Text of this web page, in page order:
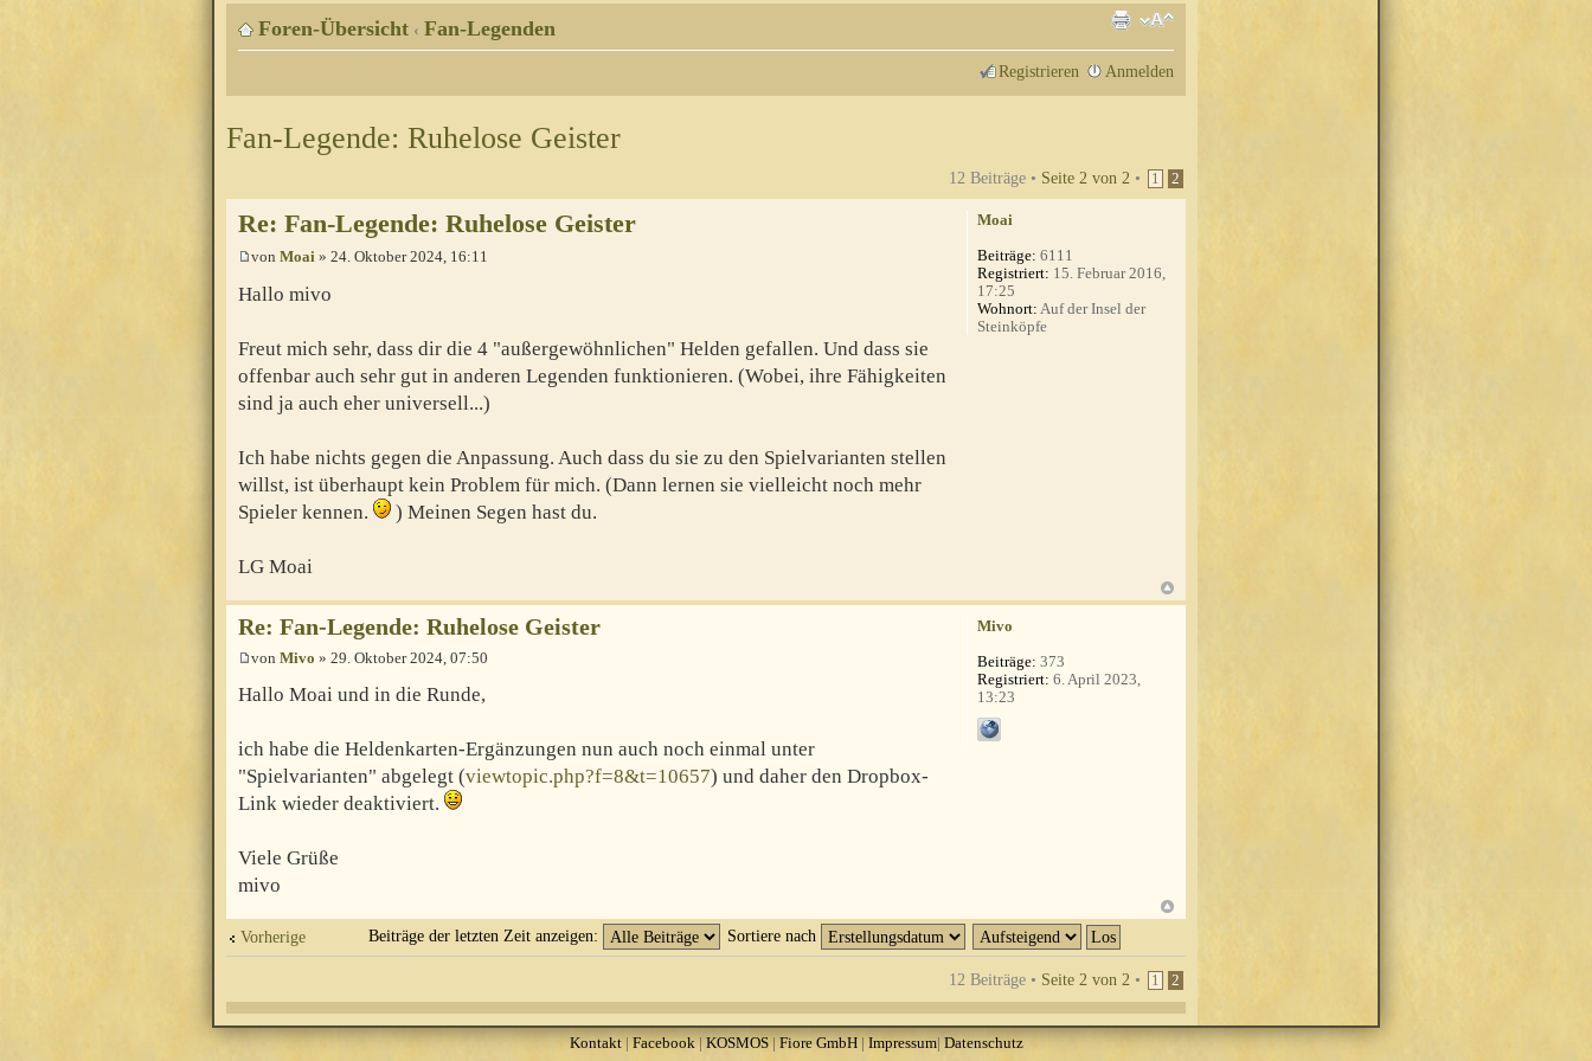
Foren-Übersicht ‹ Fan-Legenden
Registrieren Anmelden
Fan-Legende: Ruhelose Geister
12 Beiträge • Seite 2 von 2 • 1 2
Re: Fan-Legende: Ruhelose Geister
von Moai » 24. Oktober 2024, 16:11
Hallo mivo
Freut mich sehr, dass dir die 4 "außergewöhnlichen" Helden gefallen. Und dass sie
offenbar auch sehr gut in anderen Legenden funktionieren. (Wobei, ihre Fähigkeiten
sind ja auch eher universell...)
Ich habe nichts gegen die Anpassung. Auch dass du sie zu den Spielvarianten stellen
willst, ist überhaupt kein Problem für mich. (Dann lernen sie vielleicht noch mehr
Spieler kennen.
) Meinen Segen hast du.
LG Moai
Moai
Beiträge: 6111
Registriert: 15. Februar 2016,
17:25
Wohnort: Auf der Insel der
Steinköpfe
Re: Fan-Legende: Ruhelose Geister
von Mivo » 29. Oktober 2024, 07:50
Hallo Moai und in die Runde,
ich habe die Heldenkarten-Ergänzungen nun auch noch einmal unter
"Spielvarianten" abgelegt (viewtopic.php?f=8&t=10657) und daher den Dropbox-
Link wieder deaktiviert.
Viele Grüße
mivo
Mivo
Beiträge: 373
Registriert: 6. April 2023,
13:23
Vorherige Beiträge der letzten Zeit anzeigen: Sortiere nach
12 Beiträge • Seite 2 von 2 • 1 2
Kontakt| Facebook|KOSMOS|Fiore GmbH| Impressum| Datenschutz